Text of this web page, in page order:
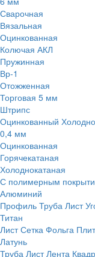
Сварочная
Вязальная
Оцинкованная
Колючая АКЛ
Пружинная
Вр-1
Отожженная
Торговая 5 мм
Штрипс
Оцинкованный
0,4 мм
Оцинкованная
Горячекатаная
Холоднокатаная
С полимерным
Алюминий
Профиль Труба Лист
Титан
ЛистСетка Фольга
Латунь
Труба Лист Лента